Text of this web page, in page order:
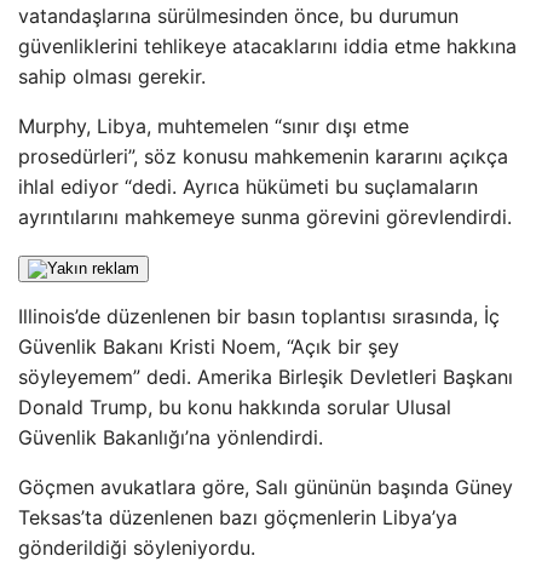
vatandaşlarına sürülmesinden önce, bu durumun
güvenliklerini tehlikeye atacaklarını iddia etme hakkına
sahip olması gerekir.
Murphy, Libya, muhtemelen “sınır dışı etme
prosedürleri”, söz konusu mahkemenin kararını açıkça
ihlal ediyor “dedi. Ayrıca hükümeti bu suçlamaların
ayrıntılarını mahkemeye sunma görevini görevlendirdi.
Illinois’de düzenlenen bir basın toplantısı sırasında, İç
Güvenlik Bakanı Kristi Noem, “Açık bir şey
söyleyemem” dedi. Amerika Birleşik Devletleri Başkanı
Donald Trump, bu konu hakkında sorular Ulusal
Güvenlik Bakanlığı’na yönlendirdi.
Göçmen avukatlara göre, Salı gününün başında Güney
Teksas’ta düzenlenen bazı göçmenlerin Libya’ya
gönderildiği söyleniyordu.